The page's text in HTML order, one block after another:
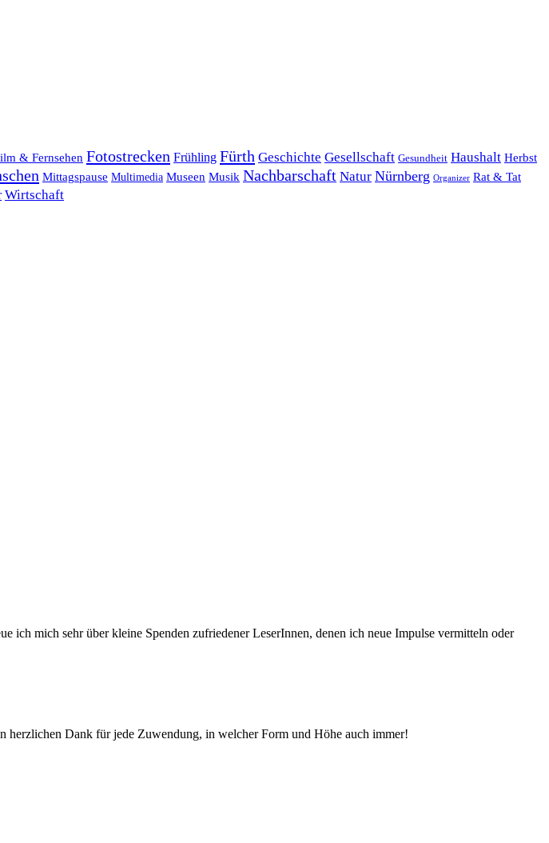
& Fernsehen Fotostrecken Frühling Fürth Geschichte Gesellschaft Gesundheit Haushalt Herbst
Mittagspause Multimedia Museen Musik Nachbarschaft Natur Nürnberg Organizer Rat & Tat
Wirtschaft
ich mich sehr über kleine Spenden zufriedener Le­serInnen, denen ich neue Im­pul­se vermitteln oder
herzlichen Dank für jede Zuwendung, in welcher Form und Höhe auch immer!